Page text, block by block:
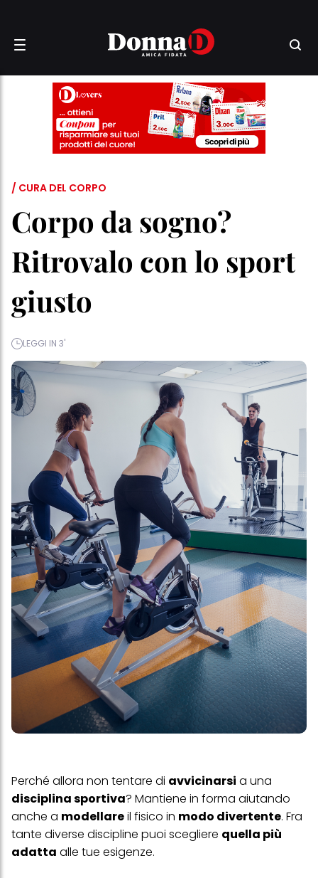
/ CURA DEL CORPO
Corpo da sogno?
Ritrovalo con lo sport
giusto
LEGGI IN 3'
Perché allora non tentare di avvicinarsi a una
disciplina sportiva? Mantiene in forma aiutando
anche a modellareil fisico in modo divertente. Fra
tante diverse discipline puoi scegliere quella più
adatta alle tue esigenze.